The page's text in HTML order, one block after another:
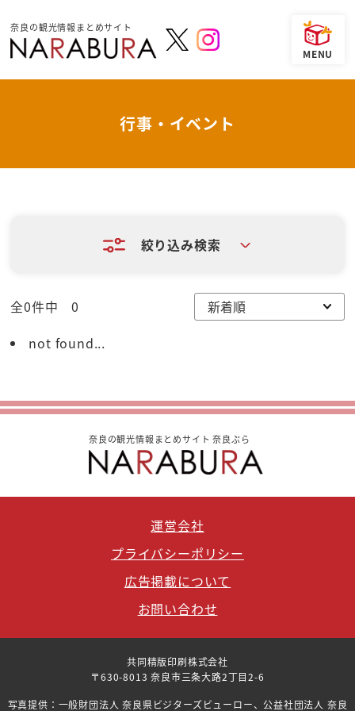
奈良の観光情報まとめサイト
行事・イベント
絞り込み検索
全0件中 0
not found...
奈良の観光情報まとめサイト 奈良ぶら
運営会社
プライバシーポリシー
広告掲載について
お問い合わせ
共同精版印刷株式会社
〒630-8013 奈良市三条大路2丁目2-6
写真提供：一般財団法人 奈良県ビジターズビューロー、公益社団法人 奈良